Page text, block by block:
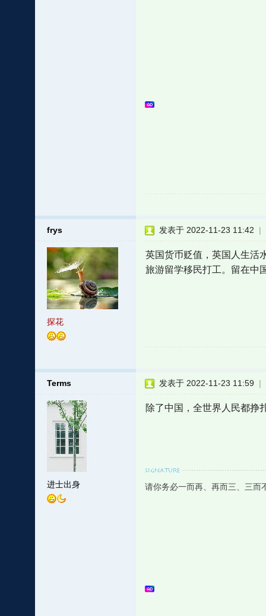
frys
探花
发表于 2022-11-23 11:42 |
英国货币贬值，英国人生活
旅游留学移民打工。留在中
Terms
进士出身
发表于 2022-11-23 11:59 |
除了中国，全世界人民都挣
请你务必一而再、再而三、三